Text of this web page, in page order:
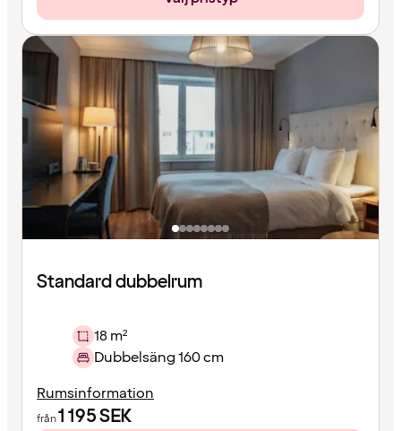
Standard dubbelrum
18 m²
Dubbelsäng 160 cm
Rumsinformation
från1 195SEK